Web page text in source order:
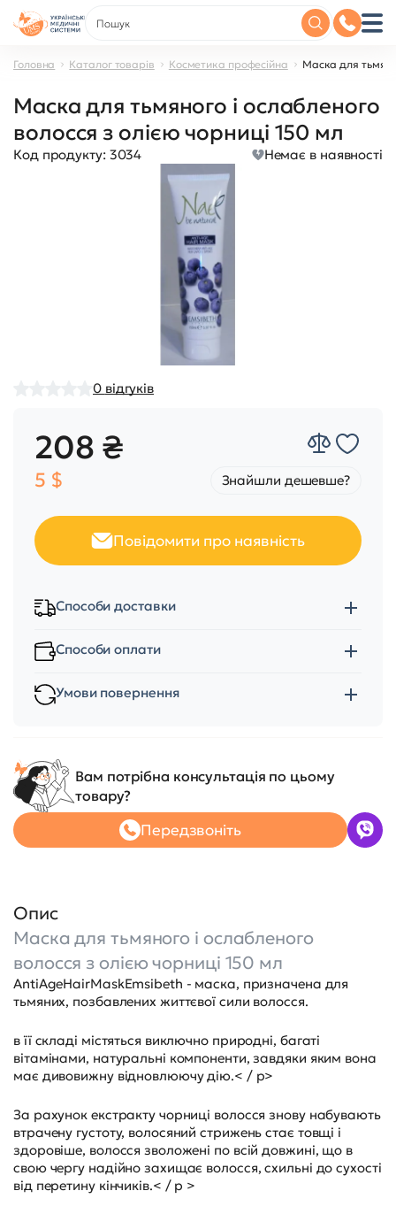
Головна Каталог товарів Косметика професійна Маска для
Маска для тьмяного і ослабленого
волосся з олією чорниці 150 мл
Код продукту: 3034 Немає в наявності
0 відгуків
208 ₴
5 $ Знайшли дешевше?
Повідомити про наявність
Способи доставки
Способи оплати
Умови повернення
Вам потрібна консультація по цьому
товару?
Передзвоніть
Опис
Маска для тьмяного і ослабленого
волосся з олією чорниці 150 мл
AntiAgeHairMaskЕmsibeth - маска, призначена для
тьмяних, позбавлених життєвої сили волосся.
в її складі містяться виключно природні, багаті
вітамінами, натуральні компоненти, завдяки яким вона
має дивовижну відновлюючу дію.< / p>
За рахунок екстракту чорниці волосся знову набувають
втрачену густоту, волосяний стрижень стає товщі і
здоровіше, волосся зволожені по всій довжині, що в
свою чергу надійно захищає волосся, схильні до сухості
від перетину кінчиків.< / p >